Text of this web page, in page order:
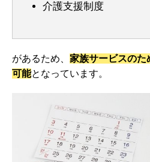
介護支援制度
があるため、 家族サービスのた
可能となっています。